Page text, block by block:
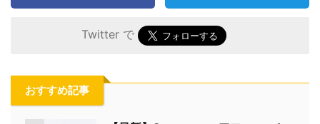
Twitter で
おすすめ記事